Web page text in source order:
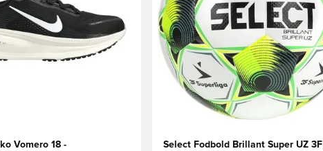
Vomero 18 -
Select Fodbold Brillant Super UZ 3F